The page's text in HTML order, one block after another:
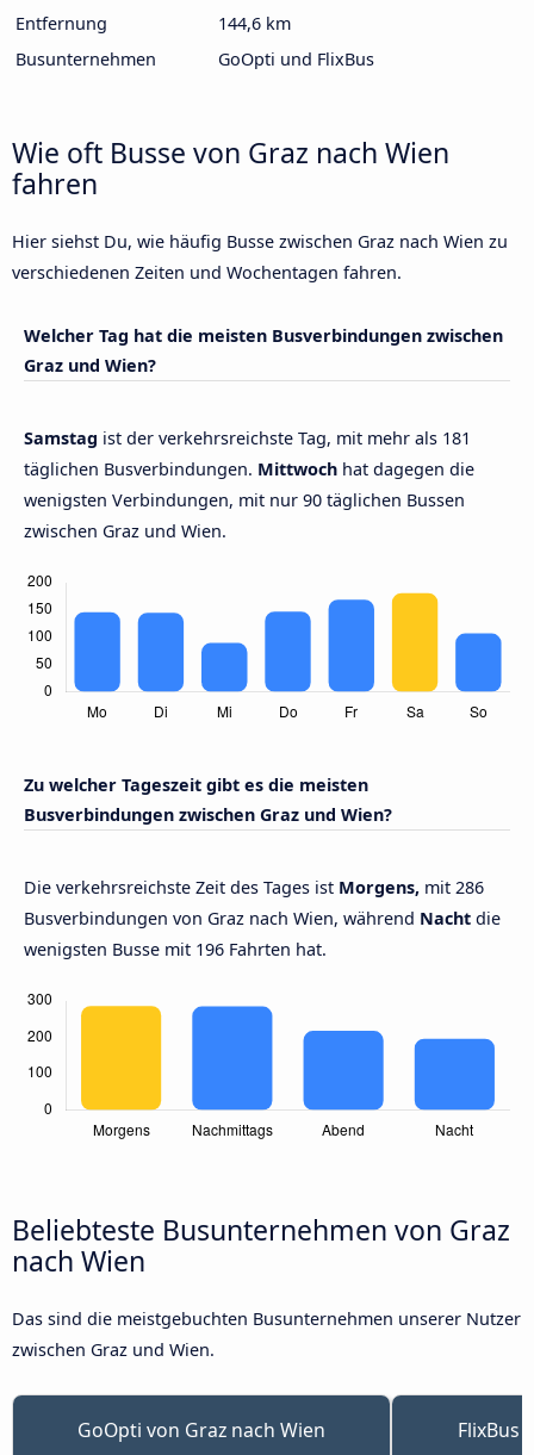
Entfernung
144,6 km
Busunternehmen
GoOpti und FlixBus
Wie oft Busse von Graz nach Wien
fahren
Hier siehst Du, wie häufig Busse zwischen Graz nach Wien zu
verschiedenen Zeiten und Wochentagen fahren.
Welcher Tag hat die meisten Busverbindungen zwischen
Graz und Wien?
Samstag ist der verkehrsreichste Tag, mit mehr als 181
täglichen Busverbindungen. Mittwoch hat dagegen die
wenigsten Verbindungen, mit nur 90 täglichen Bussen
zwischen Graz und Wien.
Zu welcher Tageszeit gibt es die meisten
Busverbindungen zwischen Graz und Wien?
Die verkehrsreichste Zeit des Tages ist Morgens, mit 286
Busverbindungen von Graz nach Wien, während Nacht die
wenigsten Busse mit 196 Fahrten hat.
Beliebteste Busunternehmen von Graz
nach Wien
Das sind die meistgebuchten Busunternehmen unserer Nutzer
zwischen Graz und Wien.
GoOpti von Graz nach Wien FlixBus